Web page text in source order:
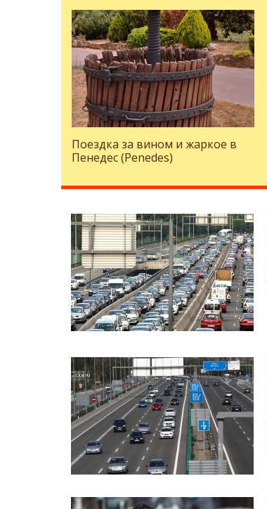
Поездка за вином и жаркое в
Пенедес (Penedes)